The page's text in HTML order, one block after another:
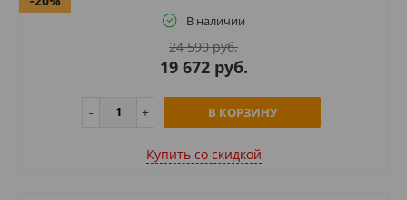
В наличии
24 590 руб.
19 672 руб.
В КОРЗИНУ
Купить cо скидкой